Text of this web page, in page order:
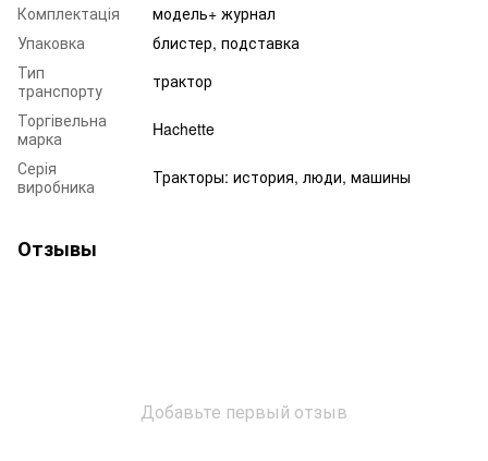
Комплектація
модель+ журнал
Упаковка
блистер, подставка
Тип
транспорту
трактор
Торгівельна
марка
Hachette
Серія
виробника
Тракторы: история, люди, машины
Отзывы
Добавьте первый отзыв